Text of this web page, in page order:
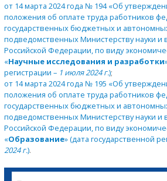
от 14 марта 2024 года № 194 «Об
положения об оплате труда работников
государственных бюджетных и
подведомственных Министерству науки и
Российской Федерации, по виду
«Научные исследования и разработки
регистрации – 1 июля 2024 г.);
от 14 марта 2024 года № 195 «Об
положения об оплате труда работников
государственных бюджетных и
подведомственных Министерству науки и
Российской Федерации, по виду
«Образование» (дата государственной
2024 г.).